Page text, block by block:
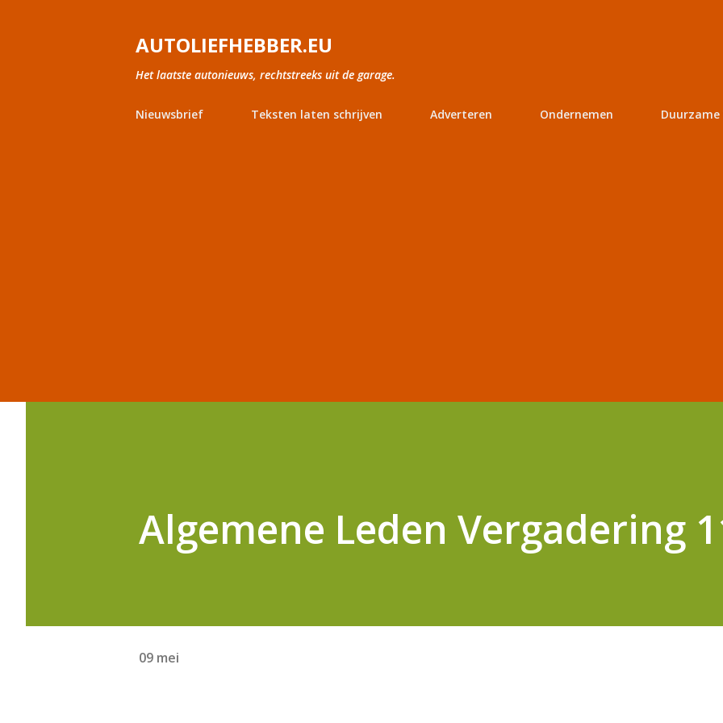
AUTOLIEFHEBBER.EU
Het laatste autonieuws, rechtstreeks uit de garage.
Nieuwsbrief Teksten laten schrijven Adverteren Ondernemen Duurzame
Algemene Leden Vergadering
09 mei